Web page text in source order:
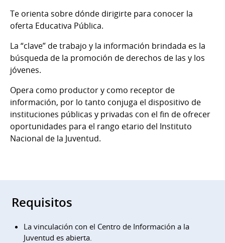
Te orienta sobre dónde dirigirte para conocer la
oferta Educativa Pública.
La “clave” de trabajo y la información brindada es la
búsqueda de la promoción de derechos de las y los
jóvenes.
Opera como productor y como receptor de
información, por lo tanto conjuga el dispositivo de
instituciones públicas y privadas con el fin de ofrecer
oportunidades para el rango etario del Instituto
Nacional de la Juventud.
Requisitos
La vinculación con el Centro de Información a la
Juventud es abierta.